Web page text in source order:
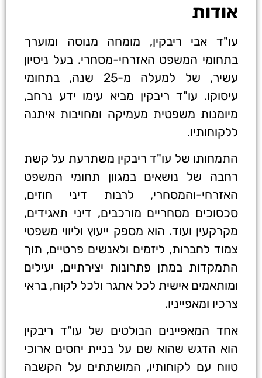
אודות
עו"ד אבי ריבקין, מומחה מנוסה ומוערך
בתחומי המשפט האזרחי-מסחרי. בעל ניסיון
עשיר, של למעלה מ-25 שנה, בתחומי
עיסוקו. עו"ד ריבקין מביא עימו ידע נרחב,
מיומנות משפטית מעמיקה ומחויבות איתנה
ללקוחותיו.
התמחותו של עו"ד ריבקין משתרעת על קשת
רחבה של נושאים במגוון תחומי המשפט
האזרחי-והמסחרי, לרבות דיני חוזים,
סכסוכים מסחריים מורכבים, דיני תאגידים,
מקרקעין ועוד. הוא מספק ייעוץ וליווי משפטי
צמוד לחברות, ליזמים ולאנשים פרטיים, תוך
התמקדות במתן פתרונות יצירתיים, יעילים
ומותאמים אישית לכל אתגר ולכל לקוח, בראי
צרכיו ומאפייניו.
אחד המאפיינים הבולטים של עו"ד ריבקין
הוא הדגש שהוא שם על בניית יחסים ארוכי
טווח עם לקוחותיו, המושתתים על הקשבה